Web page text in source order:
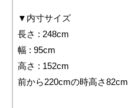
▼内寸サイズ
長さ : 248cm
幅 : 95cm
高さ : 152cm
前から220cmの時高さ82cm